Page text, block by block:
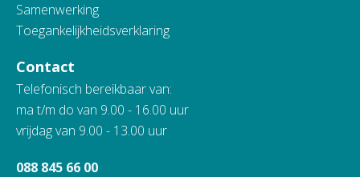
Samenwerking
Toegankelijkheidsverklaring
Contact
Telefonisch bereikbaar van:
ma t/m do van 9.00 - 16.00 uur
vrijdag van 9.00 - 13.00 uur
088 845 66 00